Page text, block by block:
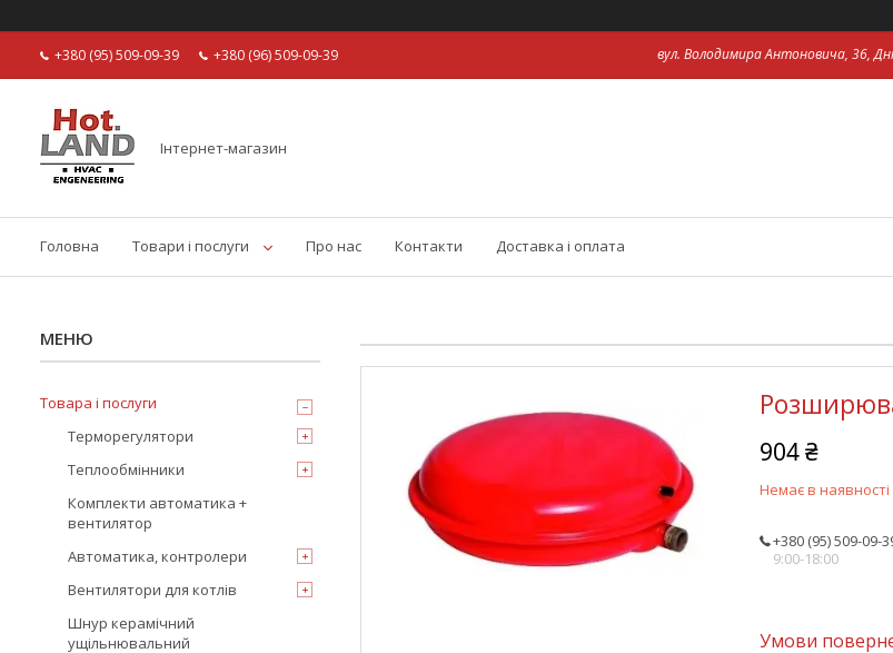
+380 (95) 509-09-39 +380 (96) 509-09-39 вул. Володимира Антоновича, 36,
Інтернет-магазин
Головна Товари і послуги Про нас Контакти Доставка і оплата
904 ₴
Немає в наявності
+380 (95) 509-09-
9:00-18:00
Товара і послуги
Терморегулятори
Теплообмінники
Комплекти автоматика +
вентилятор
Автоматика, контролери
Вентилятори для котлів
Шнур керамічний
ущільнювальний